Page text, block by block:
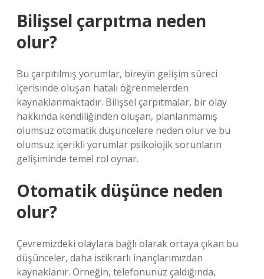
Bilişsel çarpıtma neden
olur?
Bu çarpıtılmış yorumlar, bireyin gelişim süreci
içerisinde oluşan hatalı öğrenmelerden
kaynaklanmaktadır. Bilişsel çarpıtmalar, bir olay
hakkında kendiliğinden oluşan, planlanmamış
olumsuz otomatik düşüncelere neden olur ve bu
olumsuz içerikli yorumlar psikolojik sorunların
gelişiminde temel rol oynar.
Otomatik düşünce neden
olur?
Çevremizdeki olaylara bağlı olarak ortaya çıkan bu
düşünceler, daha istikrarlı inançlarımızdan
kaynaklanır. Örneğin, telefonunuz çaldığında,